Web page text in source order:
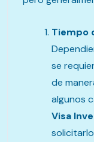
Tiempo
se
de
algunos
Visa